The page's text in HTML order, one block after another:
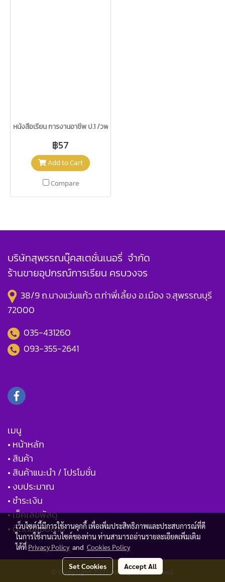
หนังสือเรียน การงานอาชีพ ป.1 /วพ.
฿57
Add to Cart
Compare
บริษัทสุพรรณบุ๊คสเตชั่นเนอรี่ จำกัด
ร้านขายอุปกรณ์การเรียน ครบวงจร
38/9 ถ.นางแว่นแก้ว ต.ท่าพี่เลี้ยง อ.เมือง จ.สุพรรณบุรี
72000
035-431260
093-355-2641
เมนู
• หน้าหลัก
• สินค้า
• สินค้าแนะนำ / โปรโมชั่น
• งบประมาณ
• ชำระเงิน
• เช็คเลขพัสดุ
• ติดต่อสอบถาม
© Copyright 2021 All Rights Reserved.
เว็บไซต์นี้มีการใช้งานคุกกี้ เพื่อเพิ่มประสิทธิภาพและประสบการณ์ที่ดี
ในการใช้งานเว็บไซต์ของท่าน ท่านสามารถอ่านรายละเอียดเพิ่มเติม
ได้ที่ Privacy Policyand Cookies Policy
Set Cookies Accept All